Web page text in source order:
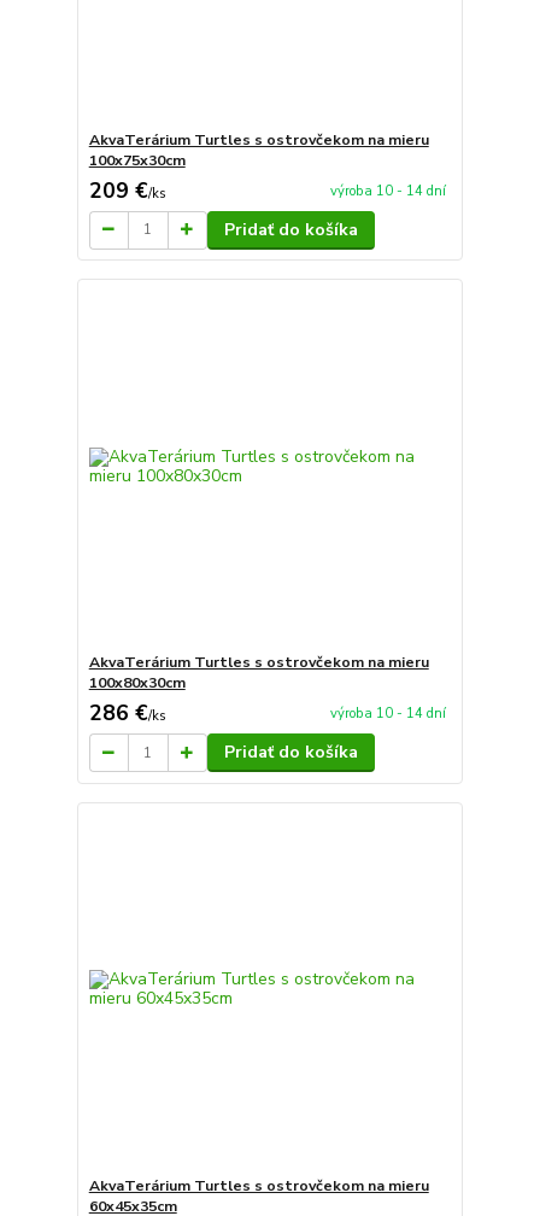
AkvaTerárium Turtles s ostrovčekom na mieru
100x75x30cm
209 €/ks výroba 10 - 14 dní
Pridať do košíka
AkvaTerárium Turtles s ostrovčekom na mieru
100x80x30cm
286 €/ks výroba 10 - 14 dní
Pridať do košíka
AkvaTerárium Turtles s ostrovčekom na mieru
60x45x35cm